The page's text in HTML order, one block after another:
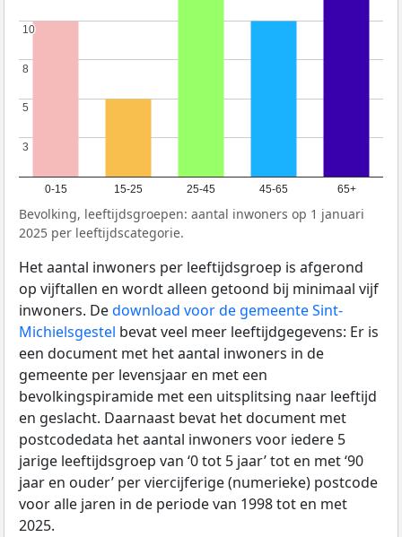
0-15 15-25 25-45 45-65 65+
3
3
5
5
8
8
10
10
Bevolking, leeftijdsgroepen: aantal inwoners op 1 januari
2025 per leeftijdscategorie.
Het aantal inwoners per leeftijdsgroep is afgerond
op vijftallen en wordt alleen getoond bij minimaal vijf
inwoners. Dedownload voor de gemeente Sint-
Michielsgestel bevat veel meer leeftijdgegevens: Er is
een document met het aantal inwoners in de
gemeente per levensjaar en met een
bevolkingspiramide met een uitsplitsing naar leeftijd
en geslacht. Daarnaast bevat het document met
postcodedata het aantal inwoners voor iedere 5
jarige leeftijdsgroep van ‘0 tot 5 jaar’ tot en met ‘90
jaar en ouder’ per viercijferige (numerieke) postcode
voor alle jaren in de periode van 1998 tot en met
2025.